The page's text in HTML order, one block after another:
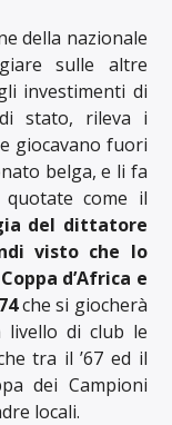
della nazionale
sulle altre
investimenti di
stato, rileva i
giocavano fuori
belga, e li fa
come il
del dittatore
visto che lo
d’Africa e
che si giocherà
livello di club le
tra il ’67 ed il
dei Campioni
locali.